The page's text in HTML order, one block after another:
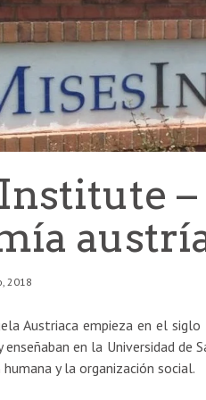
–
2018
Austriaca empieza en el
enseñaban en la Universidad
y la organización social.